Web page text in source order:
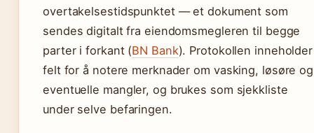
overtakelsestidspunktet — et dokument som
sendes digitalt fra eiendomsmegleren til begge
parter i forkant (BN Bank). Protokollen inneholder
felt for å notere merknader om vasking, løsøre og
eventuelle mangler, og brukes som sjekkliste
under selve befaringen.